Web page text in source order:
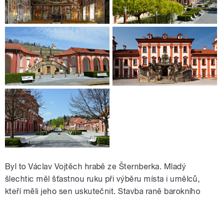
Byl to Václav Vojtěch hrabě ze Šternberka. Mladý
šlechtic měl šťastnou ruku při výběru místa i umělců,
kteří měli jeho sen uskutečnit. Stavba raně barokního